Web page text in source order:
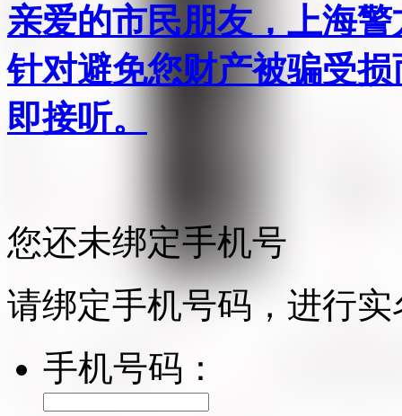
亲爱的市民朋友，上海
针对避免您财产被骗受
即接听。
您还未绑定手机号
请绑定手机号码，进行
手机号码：